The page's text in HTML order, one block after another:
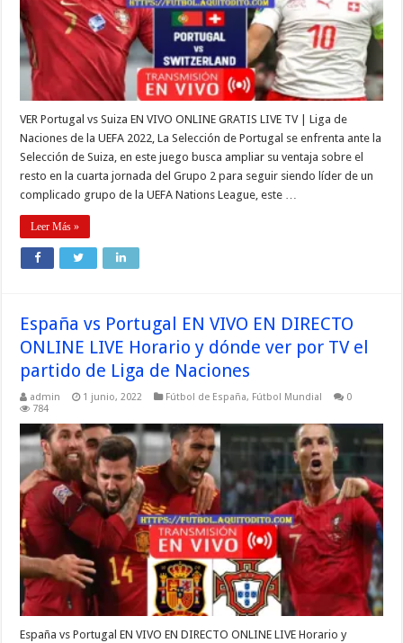
VER Portugal vs Suiza EN VIVO ONLINE GRATIS LIVE TV | Liga de
Naciones de la UEFA 2022, La Selección de Portugal se enfrenta ante la
Selección de Suiza, en este juego busca ampliar su ventaja sobre el
resto en la cuarta jornada del Grupo 2 para seguir siendo líder de un
complicado grupo de la UEFA Nations League, este …
Leer Más »
España vs Portugal EN VIVO EN DIRECTO
ONLINE LIVE Horario y dónde ver por TV el
partido de Liga de Naciones
admin 1 junio, 2022 Fútbol de España, Fútbol Mundial
0
784
España vs Portugal EN VIVO EN DIRECTO ONLINE LIVE Horario y